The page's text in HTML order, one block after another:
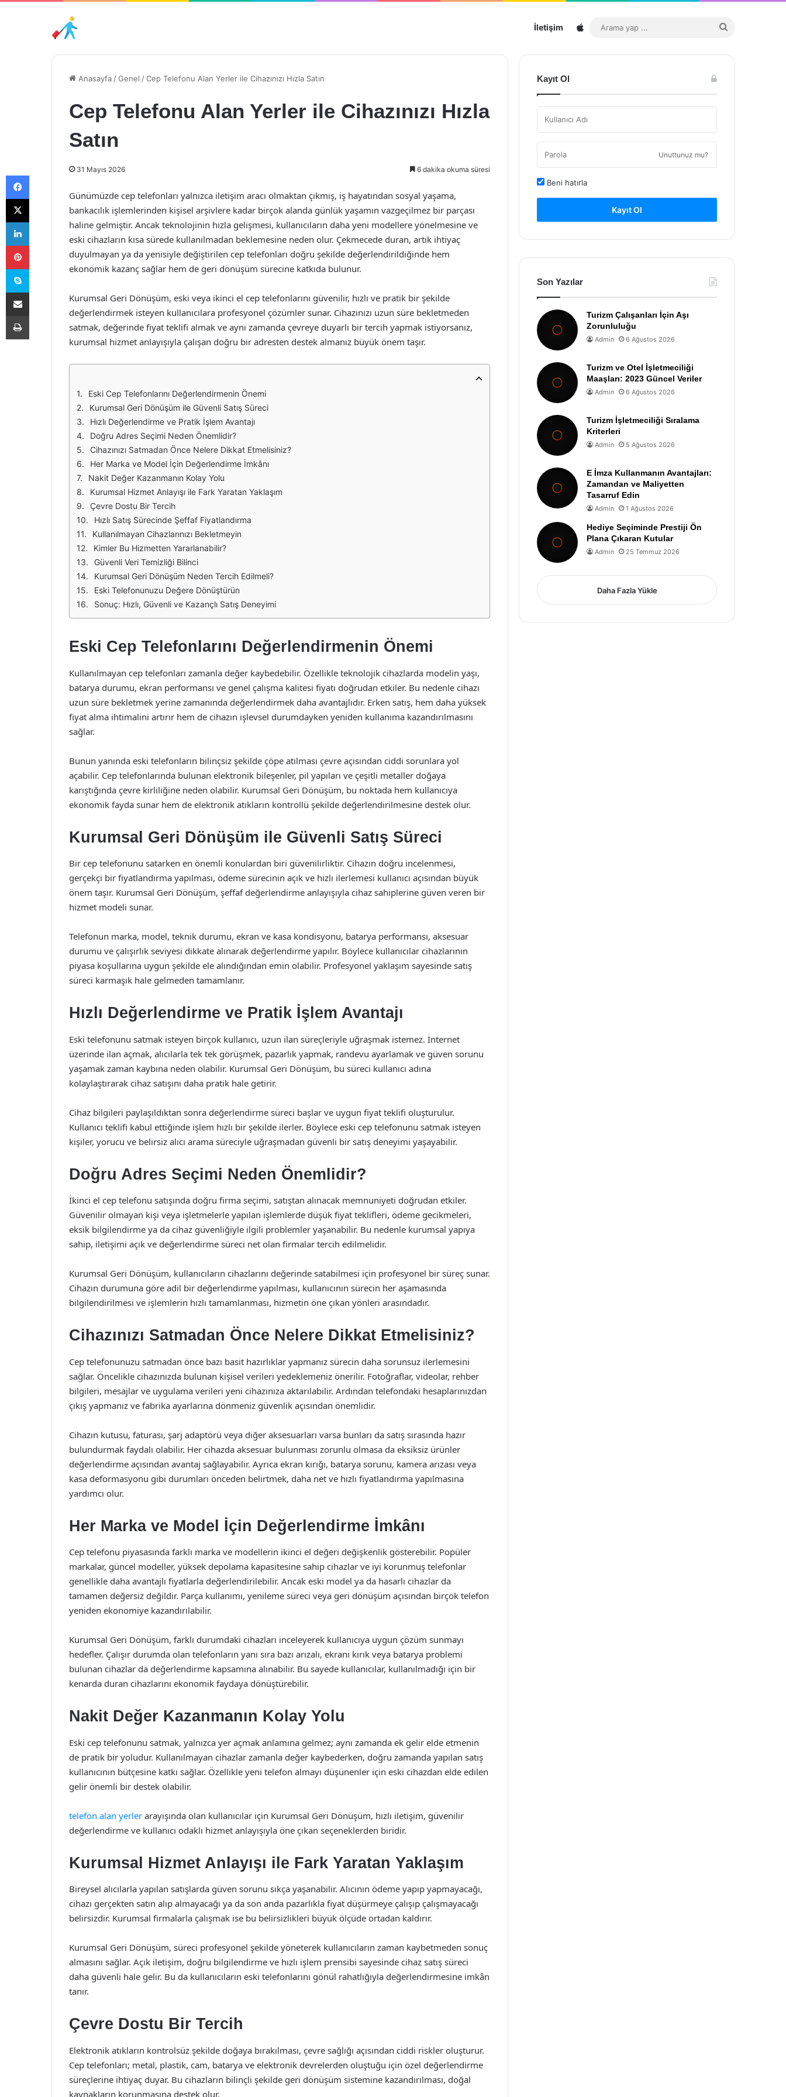
İletişim Sitemap
Anasayfa /Genel /Cep Telefonu Alan Yerler ile Cihazınızı Hızla Satın
Cep Telefonu Alan Yerler ile Cihazınızı Hızla
Satın
31 Mayıs 2026 6 dakika okuma süresi
Günümüzde cep telefonları yalnızca iletişim aracı olmaktan çıkmış, iş hayatından sosyal yaşama,
bankacılık işlemlerinden kişisel arşivlere kadar birçok alanda günlük yaşamın vazgeçilmez bir parçası
haline gelmiştir. Ancak teknolojinin hızla gelişmesi, kullanıcıların daha yeni modellere yönelmesine ve
eski cihazların kısa sürede kullanılmadan beklemesine neden olur. Çekmecede duran, artık ihtiyaç
duyulmayan ya da yenisiyle değiştirilen cep telefonları doğru şekilde değerlendirildiğinde hem
ekonomik kazanç sağlar hem de geri dönüşüm sürecine katkıda bulunur.
Kurumsal Geri Dönüşüm, eski veya ikinci el cep telefonlarını güvenilir, hızlı ve pratik bir şekilde
değerlendirmek isteyen kullanıcılara profesyonel çözümler sunar. Cihazınızı uzun süre bekletmeden
satmak, değerinde fiyat teklifi almak ve aynı zamanda çevreye duyarlı bir tercih yapmak istiyorsanız,
kurumsal hizmet anlayışıyla çalışan doğru bir adresten destek almanız büyük önem taşır.
Eski Cep Telefonlarını Değerlendirmenin Önemi
Kurumsal Geri Dönüşüm ile Güvenli Satış Süreci
Hızlı Değerlendirme ve Pratik İşlem Avantajı
Doğru Adres Seçimi Neden Önemlidir?
Cihazınızı Satmadan Önce Nelere Dikkat Etmelisiniz?
Her Marka ve Model İçin Değerlendirme İmkânı
Nakit Değer Kazanmanın Kolay Yolu
Kurumsal Hizmet Anlayışı ile Fark Yaratan Yaklaşım
Çevre Dostu Bir Tercih
Hızlı Satış Sürecinde Şeffaf Fiyatlandırma
Kullanılmayan Cihazlarınızı Bekletmeyin
Kimler Bu Hizmetten Yararlanabilir?
Güvenli Veri Temizliği Bilinci
Kurumsal Geri Dönüşüm Neden Tercih Edilmeli?
Eski Telefonunuzu Değere Dönüştürün
Sonuç: Hızlı, Güvenli ve Kazançlı Satış Deneyimi
Eski Cep Telefonlarını Değerlendirmenin Önemi
Kullanılmayan cep telefonları zamanla değer kaybedebilir. Özellikle teknolojik cihazlarda modelin yaşı,
batarya durumu, ekran performansı ve genel çalışma kalitesi fiyatı doğrudan etkiler. Bu nedenle cihazı
uzun süre bekletmek yerine zamanında değerlendirmek daha avantajlıdır. Erken satış, hem daha yüksek
fiyat alma ihtimalini artırır hem de cihazın işlevsel durumdayken yeniden kullanıma kazandırılmasını
sağlar.
Bunun yanında eski telefonların bilinçsiz şekilde çöpe atılması çevre açısından ciddi sorunlara yol
açabilir. Cep telefonlarında bulunan elektronik bileşenler, pil yapıları ve çeşitli metaller doğaya
karıştığında çevre kirliliğine neden olabilir. Kurumsal Geri Dönüşüm, bu noktada hem kullanıcıya
ekonomik fayda sunar hem de elektronik atıkların kontrollü şekilde değerlendirilmesine destek olur.
Kurumsal Geri Dönüşüm ile Güvenli Satış Süreci
Bir cep telefonunu satarken en önemli konulardan biri güvenilirliktir. Cihazın doğru incelenmesi,
gerçekçi bir fiyatlandırma yapılması, ödeme sürecinin açık ve hızlı ilerlemesi kullanıcı açısından büyük
önem taşır. Kurumsal Geri Dönüşüm, şeffaf değerlendirme anlayışıyla cihaz sahiplerine güven veren bir
hizmet modeli sunar.
Telefonun marka, model, teknik durumu, ekran ve kasa kondisyonu, batarya performansı, aksesuar
durumu ve çalışırlık seviyesi dikkate alınarak değerlendirme yapılır. Böylece kullanıcılar cihazlarının
piyasa koşullarına uygun şekilde ele alındığından emin olabilir. Profesyonel yaklaşım sayesinde satış
süreci karmaşık hale gelmeden tamamlanır.
Hızlı Değerlendirme ve Pratik İşlem Avantajı
Eski telefonunu satmak isteyen birçok kullanıcı, uzun ilan süreçleriyle uğraşmak istemez. İnternet
üzerinde ilan açmak, alıcılarla tek tek görüşmek, pazarlık yapmak, randevu ayarlamak ve güven sorunu
yaşamak zaman kaybına neden olabilir. Kurumsal Geri Dönüşüm, bu süreci kullanıcı adına
kolaylaştırarak cihaz satışını daha pratik hale getirir.
Cihaz bilgileri paylaşıldıktan sonra değerlendirme süreci başlar ve uygun fiyat teklifi oluşturulur.
Kullanıcı teklifi kabul ettiğinde işlem hızlı bir şekilde ilerler. Böylece eski cep telefonunu satmak isteyen
kişiler, yorucu ve belirsiz alıcı arama süreciyle uğraşmadan güvenli bir satış deneyimi yaşayabilir.
Doğru Adres Seçimi Neden Önemlidir?
İkinci el cep telefonu satışında doğru firma seçimi, satıştan alınacak memnuniyeti doğrudan etkiler.
Güvenilir olmayan kişi veya işletmelerle yapılan işlemlerde düşük fiyat teklifleri, ödeme gecikmeleri,
eksik bilgilendirme ya da cihaz güvenliğiyle ilgili problemler yaşanabilir. Bu nedenle kurumsal yapıya
sahip, iletişimi açık ve değerlendirme süreci net olan firmalar tercih edilmelidir.
Kurumsal Geri Dönüşüm, kullanıcıların cihazlarını değerinde satabilmesi için profesyonel bir süreç sunar.
Cihazın durumuna göre adil bir değerlendirme yapılması, kullanıcının sürecin her aşamasında
bilgilendirilmesi ve işlemlerin hızlı tamamlanması, hizmetin öne çıkan yönleri arasındadır.
Cihazınızı Satmadan Önce Nelere Dikkat Etmelisiniz?
Cep telefonunuzu satmadan önce bazı basit hazırlıklar yapmanız sürecin daha sorunsuz ilerlemesini
sağlar. Öncelikle cihazınızda bulunan kişisel verileri yedeklemeniz önerilir. Fotoğraflar, videolar, rehber
bilgileri, mesajlar ve uygulama verileri yeni cihazınıza aktarılabilir. Ardından telefondaki hesaplarınızdan
çıkış yapmanız ve fabrika ayarlarına dönmeniz güvenlik açısından önemlidir.
Cihazın kutusu, faturası, şarj adaptörü veya diğer aksesuarları varsa bunları da satış sırasında hazır
bulundurmak faydalı olabilir. Her cihazda aksesuar bulunması zorunlu olmasa da eksiksiz ürünler
değerlendirme açısından avantaj sağlayabilir. Ayrıca ekran kırığı, batarya sorunu, kamera arızası veya
kasa deformasyonu gibi durumları önceden belirtmek, daha net ve hızlı fiyatlandırma yapılmasına
yardımcı olur.
Her Marka ve Model İçin Değerlendirme İmkânı
Cep telefonu piyasasında farklı marka ve modellerin ikinci el değeri değişkenlik gösterebilir. Popüler
markalar, güncel modeller, yüksek depolama kapasitesine sahip cihazlar ve iyi korunmuş telefonlar
genellikle daha avantajlı fiyatlarla değerlendirilebilir. Ancak eski model ya da hasarlı cihazlar da
tamamen değersiz değildir. Parça kullanımı, yenileme süreci veya geri dönüşüm açısından birçok telefon
yeniden ekonomiye kazandırılabilir.
Kurumsal Geri Dönüşüm, farklı durumdaki cihazları inceleyerek kullanıcıya uygun çözüm sunmayı
hedefler. Çalışır durumda olan telefonların yanı sıra bazı arızalı, ekranı kırık veya batarya problemi
bulunan cihazlar da değerlendirme kapsamına alınabilir. Bu sayede kullanıcılar, kullanılmadığı için bir
kenarda duran cihazlarını ekonomik faydaya dönüştürebilir.
Nakit Değer Kazanmanın Kolay Yolu
Eski cep telefonunu satmak, yalnızca yer açmak anlamına gelmez; aynı zamanda ek gelir elde etmenin
de pratik bir yoludur. Kullanılmayan cihazlar zamanla değer kaybederken, doğru zamanda yapılan satış
kullanıcının bütçesine katkı sağlar. Özellikle yeni telefon almayı düşünenler için eski cihazdan elde edilen
gelir önemli bir destek olabilir.
telefon alan yerler arayışında olan kullanıcılar için Kurumsal Geri Dönüşüm, hızlı iletişim, güvenilir
değerlendirme ve kullanıcı odaklı hizmet anlayışıyla öne çıkan seçeneklerden biridir.
Kurumsal Hizmet Anlayışı ile Fark Yaratan Yaklaşım
Bireysel alıcılarla yapılan satışlarda güven sorunu sıkça yaşanabilir. Alıcının ödeme yapıp yapmayacağı,
cihazı gerçekten satın alıp almayacağı ya da son anda pazarlıkla fiyat düşürmeye çalışıp çalışmayacağı
belirsizdir. Kurumsal firmalarla çalışmak ise bu belirsizlikleri büyük ölçüde ortadan kaldırır.
Kurumsal Geri Dönüşüm, süreci profesyonel şekilde yöneterek kullanıcıların zaman kaybetmeden sonuç
almasını sağlar. Açık iletişim, doğru bilgilendirme ve hızlı işlem prensibi sayesinde cihaz satış süreci
daha güvenli hale gelir. Bu da kullanıcıların eski telefonlarını gönül rahatlığıyla değerlendirmesine imkân
tanır.
Çevre Dostu Bir Tercih
Elektronik atıkların kontrolsüz şekilde doğaya bırakılması, çevre sağlığı açısından ciddi riskler oluşturur.
Cep telefonları; metal, plastik, cam, batarya ve elektronik devrelerden oluştuğu için özel değerlendirme
süreçlerine ihtiyaç duyar. Bu cihazların bilinçli şekilde geri dönüşüm sistemine kazandırılması, doğal
kaynakların korunmasına destek olur.
Kayıt Ol
Unuttunuz mu?
Beni hatırla
Kayıt Ol
Son Yazılar
Turizm Çalışanları İçin Aşı
Zorunluluğu
Admin 6 Ağustos 2026
Turizm ve Otel İşletmeciliği
Maaşları: 2023 Güncel Veriler
Admin 6 Ağustos 2026
Turizm İşletmeciliği Sıralama
Kriterleri
Admin 5 Ağustos 2026
E İmza Kullanmanın Avantajları:
Zamandan ve Maliyetten
Tasarruf Edin
Admin 1 Ağustos 2026
Hediye Seçiminde Prestiji Ön
Plana Çıkaran Kutular
Admin 25 Temmuz 2026
Daha Fazla Yükle
Facebook
X
LinkedIn
Pinterest
Skype
E-Posta ile paylaş